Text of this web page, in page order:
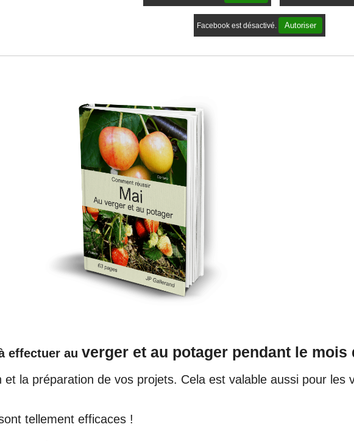
Facebook est désactivé. Autoriser
effectuer au verger et au potager pendant le mois
la préparation de vos projets. Cela est valable aussi pour les
tellement efficaces !